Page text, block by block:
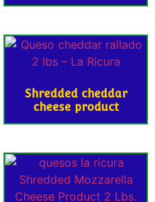
Shredded cheddar
cheese product